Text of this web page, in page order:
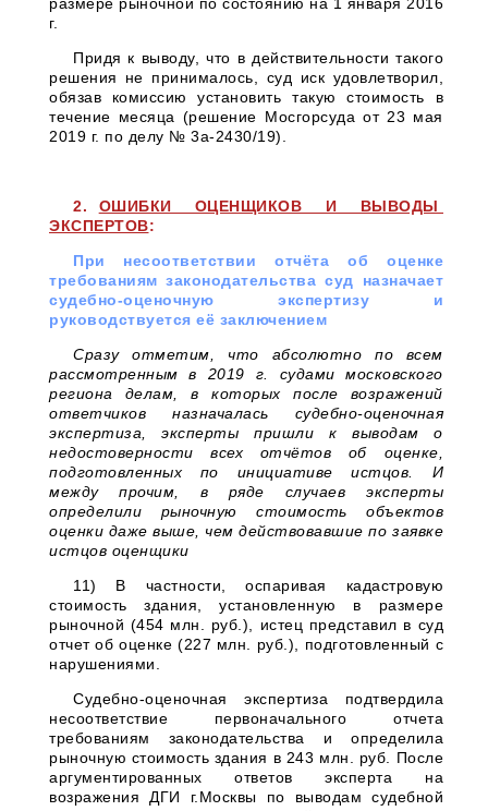
г.
Придя к выводу, что в действительности такого
решения не принималось, суд иск удовлетворил,
обязав комиссию установить такую стоимость в
течение месяца (решение Мосгорсуда от 23 мая
2019 г. по делу № 3а-2430/19).
2. ОШИБКИ ОЦЕНЩИКОВ И ВЫВОДЫ
ЭКСПЕРТОВ:
При несоответствии отчёта об оценке
требованиям законодательства суд назначает
судебно-оценочную экспертизу и
руководствуется её заключением
Сразу отметим, что абсолютно по всем
рассмотренным в 2019 г. судами московского
региона делам, в которых после возражений
ответчиков назначалась судебно-оценочная
экспертиза, эксперты пришли к выводам о
недостоверности всех отчётов об оценке,
подготовленных по инициативе истцов. И
между прочим, в ряде случаев эксперты
определили рыночную стоимость объектов
оценки даже выше, чем действовавшие по заявке
истцов оценщики
11) В частности, оспаривая кадастровую
стоимость здания, установленную в размере
рыночной (454 млн. руб.), истец представил в суд
отчет об оценке (227 млн. руб.), подготовленный с
нарушениями.
Судебно-оценочная экспертиза подтвердила
несоответствие первоначального отчета
требованиям законодательства и определила
рыночную стоимость здания в 243 млн. руб. После
аргументированных ответов эксперта на
возражения ДГИ г.Москвы по выводам судебной